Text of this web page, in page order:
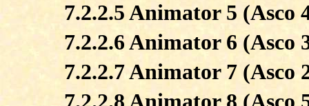
7.2.2.5 Animator 5 (Asco
7.2.2.6 Animator 6 (Asco
7.2.2.7 Animator 7 (Asco